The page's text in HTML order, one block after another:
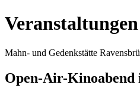
Veranstaltungen
Mahn- und Gedenkstätte
Open-Air-Kinoabend